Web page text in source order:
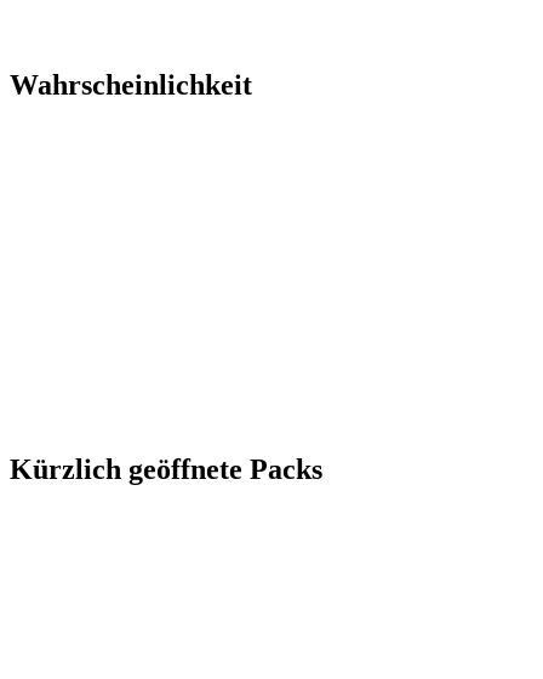
Wahrscheinlichkeit
Kürzlich geöffnete Packs